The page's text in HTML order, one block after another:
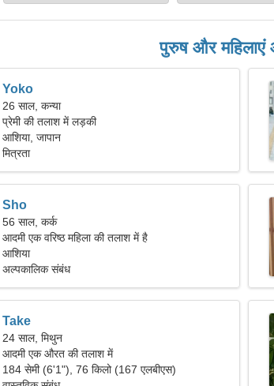
पुरुष और महिलाएं
Yoko
26 साल, कन्या
प्रेमी की तलाश में लड़की
आशिया, जापान
मित्रता
Sho
56 साल, कर्क
आदमी एक वरिष्ठ महिला की तलाश में है
आशिया
अल्पकालिक संबंध
Take
24 साल, मिथुन
आदमी एक औरत की तलाश में
184 सेमी (6'1"), 76 किलो (167 एलबीएस)